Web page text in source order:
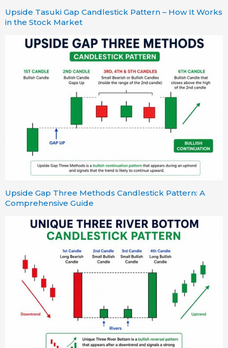
Upside Tasuki Gap Candlestick Pattern – How It Works
in the Stock Market
Upside Gap Three Methods Candlestick Pattern: A
Comprehensive Guide